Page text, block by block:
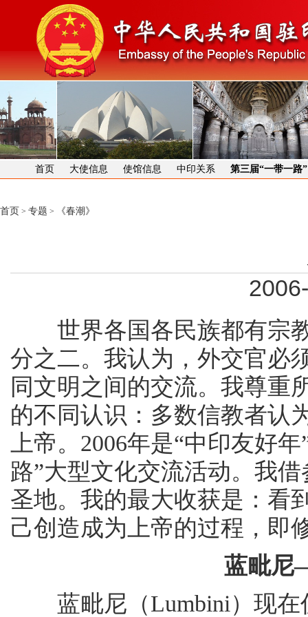
首页 大使信息 使馆信息 中印关系 第三届“一带一路
首页 > 专题 > 《春潮》
世界各国各民族都有宗教
分之二。我认为，外交官必
同文明之间的交流。我尊重
的不同认识：多数信教者认
上帝。2006年是“中印友好
路”大型文化交流活动。我
圣地。我的最大收获是：看
己创造成为上帝的过程，即
蓝毗尼
蓝毗尼（Lumbini）现在